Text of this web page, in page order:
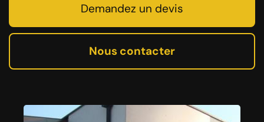
Demandez un devis
Nous contacter